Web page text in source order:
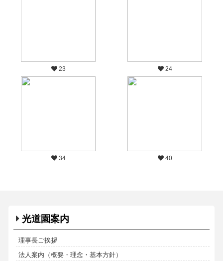
23 24
34 40
光道園案内
理事長ご挨拶
法人案内（概要・理念・基本方針）